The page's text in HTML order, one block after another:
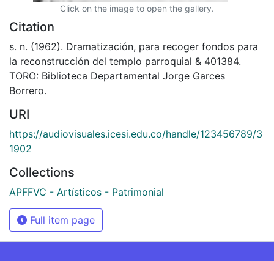
Click on the image to open the gallery.
Citation
s. n. (1962). Dramatización, para recoger fondos para
la reconstrucción del templo parroquial & 401384.
TORO: Biblioteca Departamental Jorge Garces
Borrero.
URI
https://audiovisuales.icesi.edu.co/handle/123456789/3
1902
Collections
APFFVC - Artísticos - Patrimonial
Full item page